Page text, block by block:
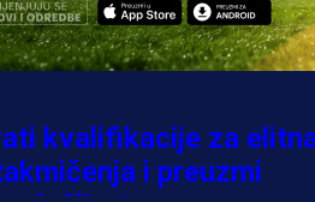
kvalifikacije za
i preuzmi